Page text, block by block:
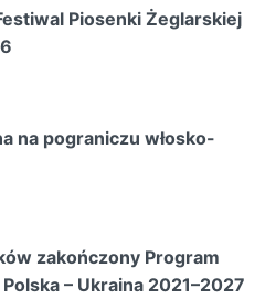
Piosenki Żeglarskiej
na pograniczu włosko-
zakończony Program
– Ukraina 2021–2027